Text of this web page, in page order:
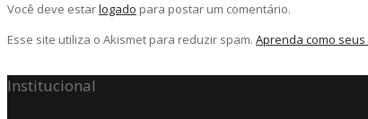
Você deve estarlogado para postar um comentário.
Esse site utiliza o Akismet para reduzir spam. Aprenda como
Institucional